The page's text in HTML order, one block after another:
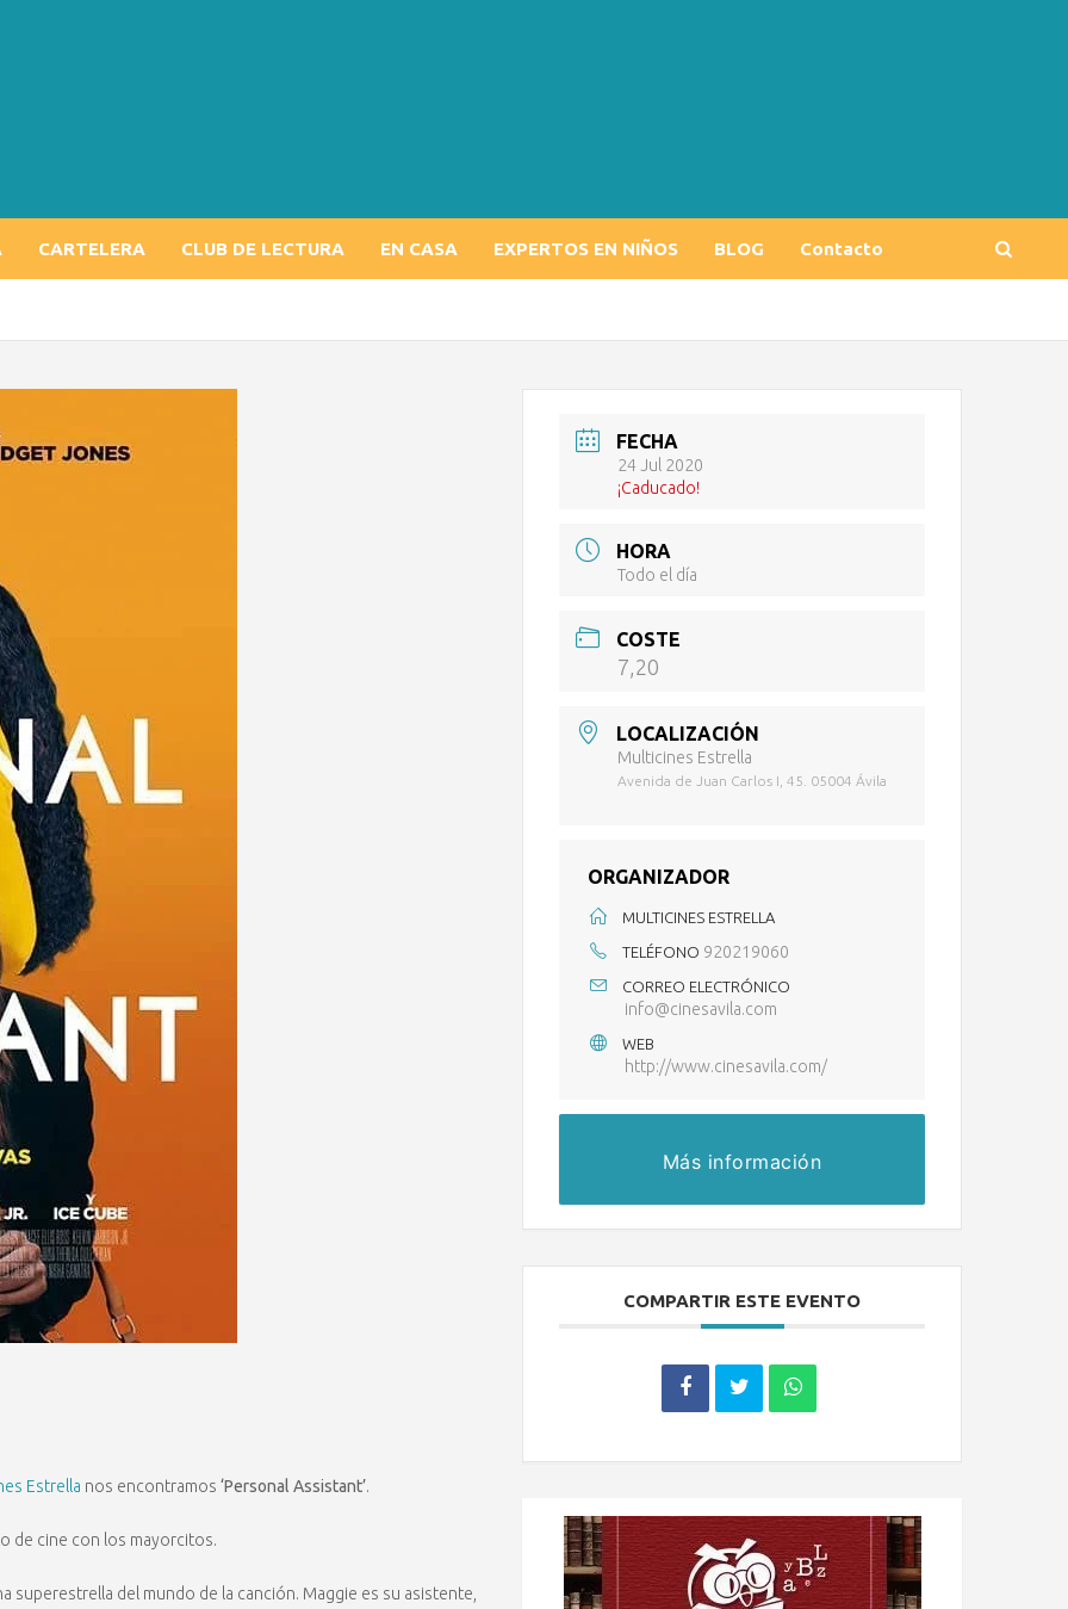
CARTELERA CLUB DE LECTURA EN CASA EXPERTOS EN NIÑOS BLOG Contacto
Estrella nos encontramos ‘Personal Assistant’.
de cine con los mayorcitos.
superestrella del mundo de la canción. Maggie es su asistente,
FECHA
24 Jul 2020
¡Caducado!
HORA
Todo el día
COSTE
7,20
LOCALIZACIÓN
Multicines Estrella
Avenida de Juan Carlos I, 45. 05004 Ávila
ORGANIZADOR
MULTICINES ESTRELLA
TELÉFONO 920219060
CORREO ELECTRÓNICO
info@cinesavila.com
WEB
http://www.cinesavila.com/
Más información
COMPARTIR ESTE EVENTO